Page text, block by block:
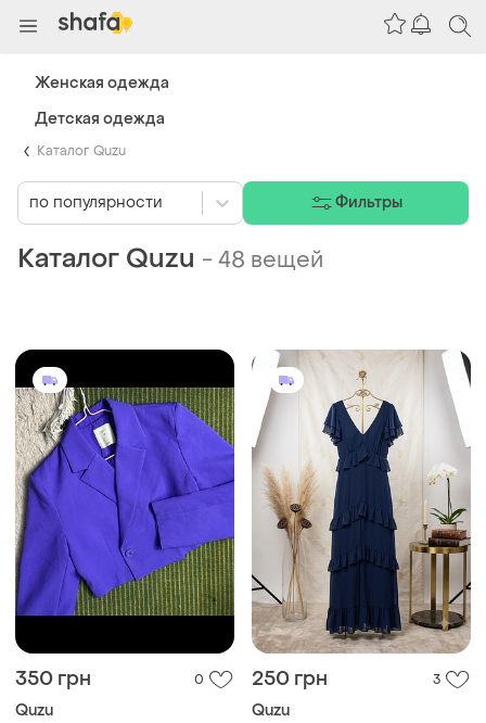
Каталог Quzu
Каталог Quzu -48 вещей
350 грн 0
Quzu
250 грн 3
Quzu
по популярности Фильтры
Женская одежда
Детская одежда